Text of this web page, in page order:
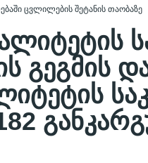
ცვლილების შეტანის თაობაზე
გეგმის